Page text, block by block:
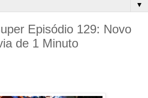
▼
Episódio 129: Novo
de 1 Minuto